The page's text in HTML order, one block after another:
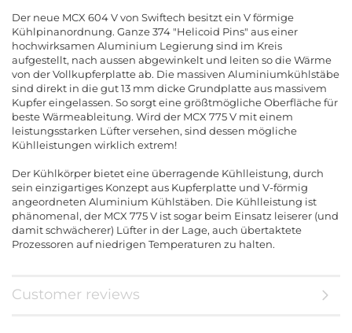
Der neue MCX 604 V von Swiftech besitzt ein V förmige
Kühlpinanordnung. Ganze 374 "Helicoid Pins" aus einer
hochwirksamen Aluminium Legierung sind im Kreis
aufgestellt, nach aussen abgewinkelt und leiten so die Wärme
von der Vollkupferplatte ab. Die massiven Aluminiumkühlstäbe
sind direkt in die gut 13 mm dicke Grundplatte aus massivem
Kupfer eingelassen. So sorgt eine größtmögliche Oberfläche für
beste Wärmeableitung. Wird der MCX 775 V mit einem
leistungsstarken Lüfter versehen, sind dessen mögliche
Kühlleistungen wirklich extrem!
Der Kühlkörper bietet eine überragende Kühlleistung, durch
sein einzigartiges Konzept aus Kupferplatte und V-förmig
angeordneten Aluminium Kühlstäben. Die Kühlleistung ist
phänomenal, der MCX 775 V ist sogar beim Einsatz leiserer (und
damit schwächerer) Lüfter in der Lage, auch übertaktete
Prozessoren auf niedrigen Temperaturen zu halten.
Customer reviews